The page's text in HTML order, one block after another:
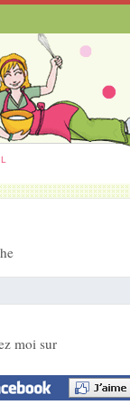
moi sur